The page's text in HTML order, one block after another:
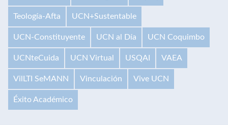
Teología-Afta UCN+Sustentable
UCN-Constituyente UCN al Día UCN Coquimbo
UCNteCuida UCN Virtual USQAI VAEA
VilLTI SeMANN Vinculación Vive UCN
Éxito Académico